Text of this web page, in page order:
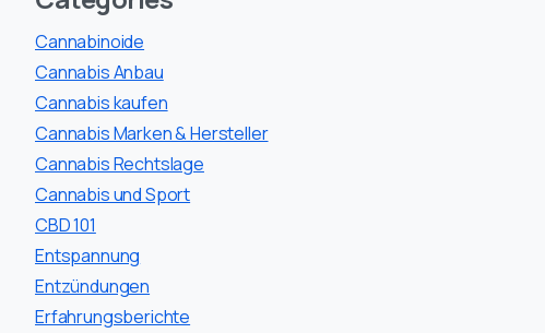
Cannabinoide
Cannabis Anbau
Cannabis kaufen
Cannabis Marken & Hersteller
Cannabis Rechtslage
Cannabis und Sport
CBD 101
Entspannung
Entzündungen
Erfahrungsberichte